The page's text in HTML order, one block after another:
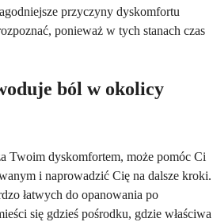
przyczyny dyskomfortu
ponieważ w tych stanach czas
ból w okolicy
Twoim dyskomfortem, może pomóc Ci
i naprowadzić Cię na dalsze kroki.
łatwych do opanowania po
się gdzieś pośrodku, gdzie właściwa